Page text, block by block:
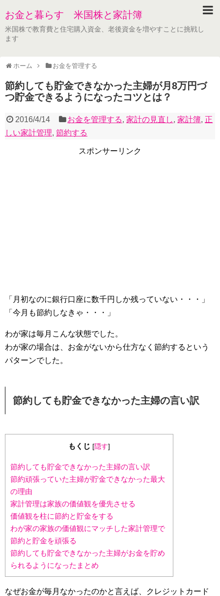
お金と暮らす 米国株と家計簿
米国株で教育費と住宅購入資金、老後資金を増やすことに挑戦し
ます
ホーム お金を管理する
節約しても貯金できなかった主婦が月8万円づ
つ貯金できるようになったコツとは？
2016/4/14 お金を管理する,家計の見直し,家計簿, 正
しい家計管理, 節約する
スポンサーリンク
「月初なのに銀行口座に数千円しか残っていない・・・」
「今月も節約しなきゃ・・・」
わが家は毎月こんな状態でした。
わが家の場合は、お金がないから仕方なく節約するという
パターンでした。
節約しても貯金できなかった主婦の言い訳
もくじ [隠す]
節約しても貯金できなかった主婦の言い訳
節約頑張っていた主婦が貯金できなかった最大
の理由
家計管理は家族の価値観を優先させる
価値観を柱に節約と貯金をする
わが家の家族の価値観にマッチした家計管理で
節約と貯金を頑張る
節約しても貯金できなかった主婦がお金を貯め
られるようになったまとめ
なぜお金が毎月なかったのかと言えば、クレジットカード